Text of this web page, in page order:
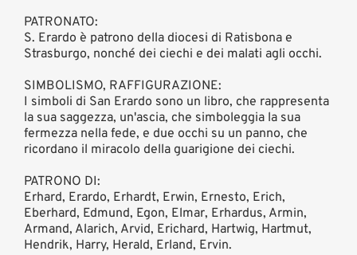
PATRONATO:
S. Erardo è patrono della diocesi di Ratisbona e
Strasburgo, nonché dei ciechi e dei malati agli occhi.
SIMBOLISMO, RAFFIGURAZIONE:
I simboli di San Erardo sono un libro, che rappresenta
la sua saggezza, un'ascia, che simboleggia la sua
fermezza nella fede, e due occhi su un panno, che
ricordano il miracolo della guarigione dei ciechi.
PATRONO DI:
Erhard, Erardo, Erhardt, Erwin, Ernesto, Erich,
Eberhard, Edmund, Egon, Elmar, Erhardus, Armin,
Armand, Alarich, Arvid, Erichard, Hartwig, Hartmut,
Hendrik, Harry, Herald, Erland, Ervin.